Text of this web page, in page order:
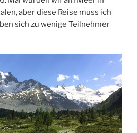
aber diese Reise muss ich
sich zu wenige Teilnehmer